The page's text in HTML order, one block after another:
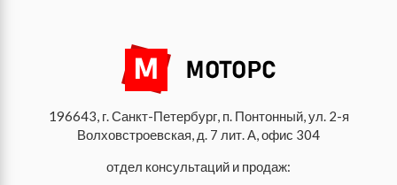
196643, г. Санкт-Петербург, п. Понтонный, ул. 2-я
Волховстроевская, д. 7 лит. А, офис 304
отдел консультаций и продаж: